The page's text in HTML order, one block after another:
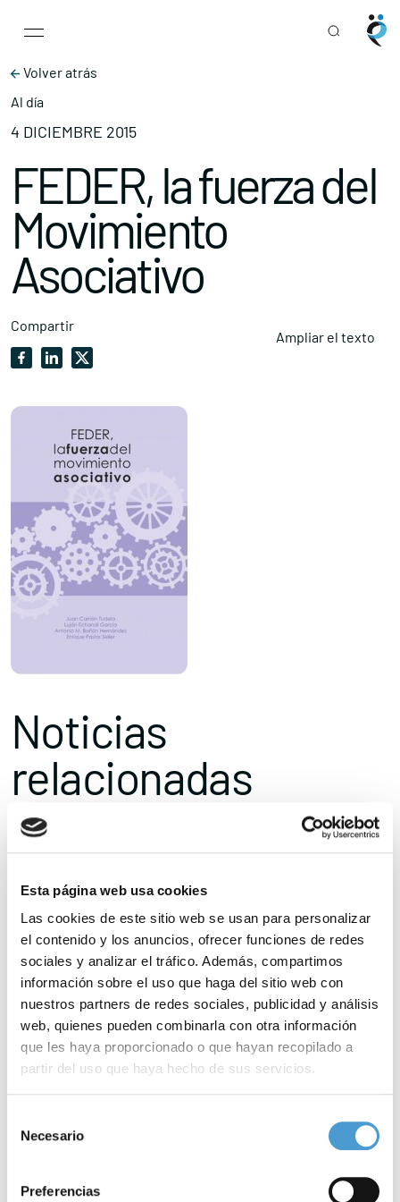
Esta página web usa cookies
Las cookies de este sitio web se usan para personalizar
el contenido y los anuncios, ofrecer funciones de redes
sociales y analizar el tráfico. Además, compartimos
información sobre el uso que haga del sitio web con
nuestros partners de redes sociales, publicidad y análisis
web, quienes pueden combinarla con otra información
que les haya proporcionado o que hayan recopilado a
partir del uso que haya hecho de sus servicios.
de cookies
Necesario
Preferencias
Main Navigation
Volver atrás
Al día
4 DICIEMBRE 2015
FEDER, la fuerza del
Movimiento
Asociativo
Compartir
Ampliar el texto
Noticias
relacionadas